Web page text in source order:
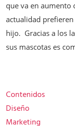
que va en aumento
actualidad
hijo. Gracias a los
sus mascotas es
Contenidos
Diseño
Marketing